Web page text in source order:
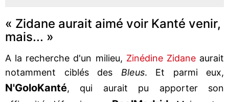
« Zidane aurait aimé voir Kanté venir,
mais... »
A la recherche d'un milieu, Zinédine Zidaneaurait
notamment ciblés des Bleus. Et parmi eux,
N'GoloKanté, qui aurait pu apporter son